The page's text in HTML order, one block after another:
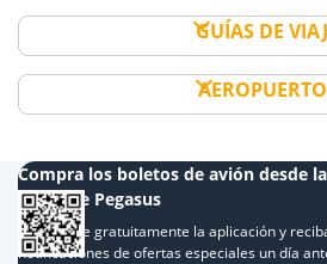
GUÍAS DE
Compra los boletos de avión desde
móvil de Pegasus
Descargue gratuitamente la aplicación y
notificaciones de ofertas especiales un día